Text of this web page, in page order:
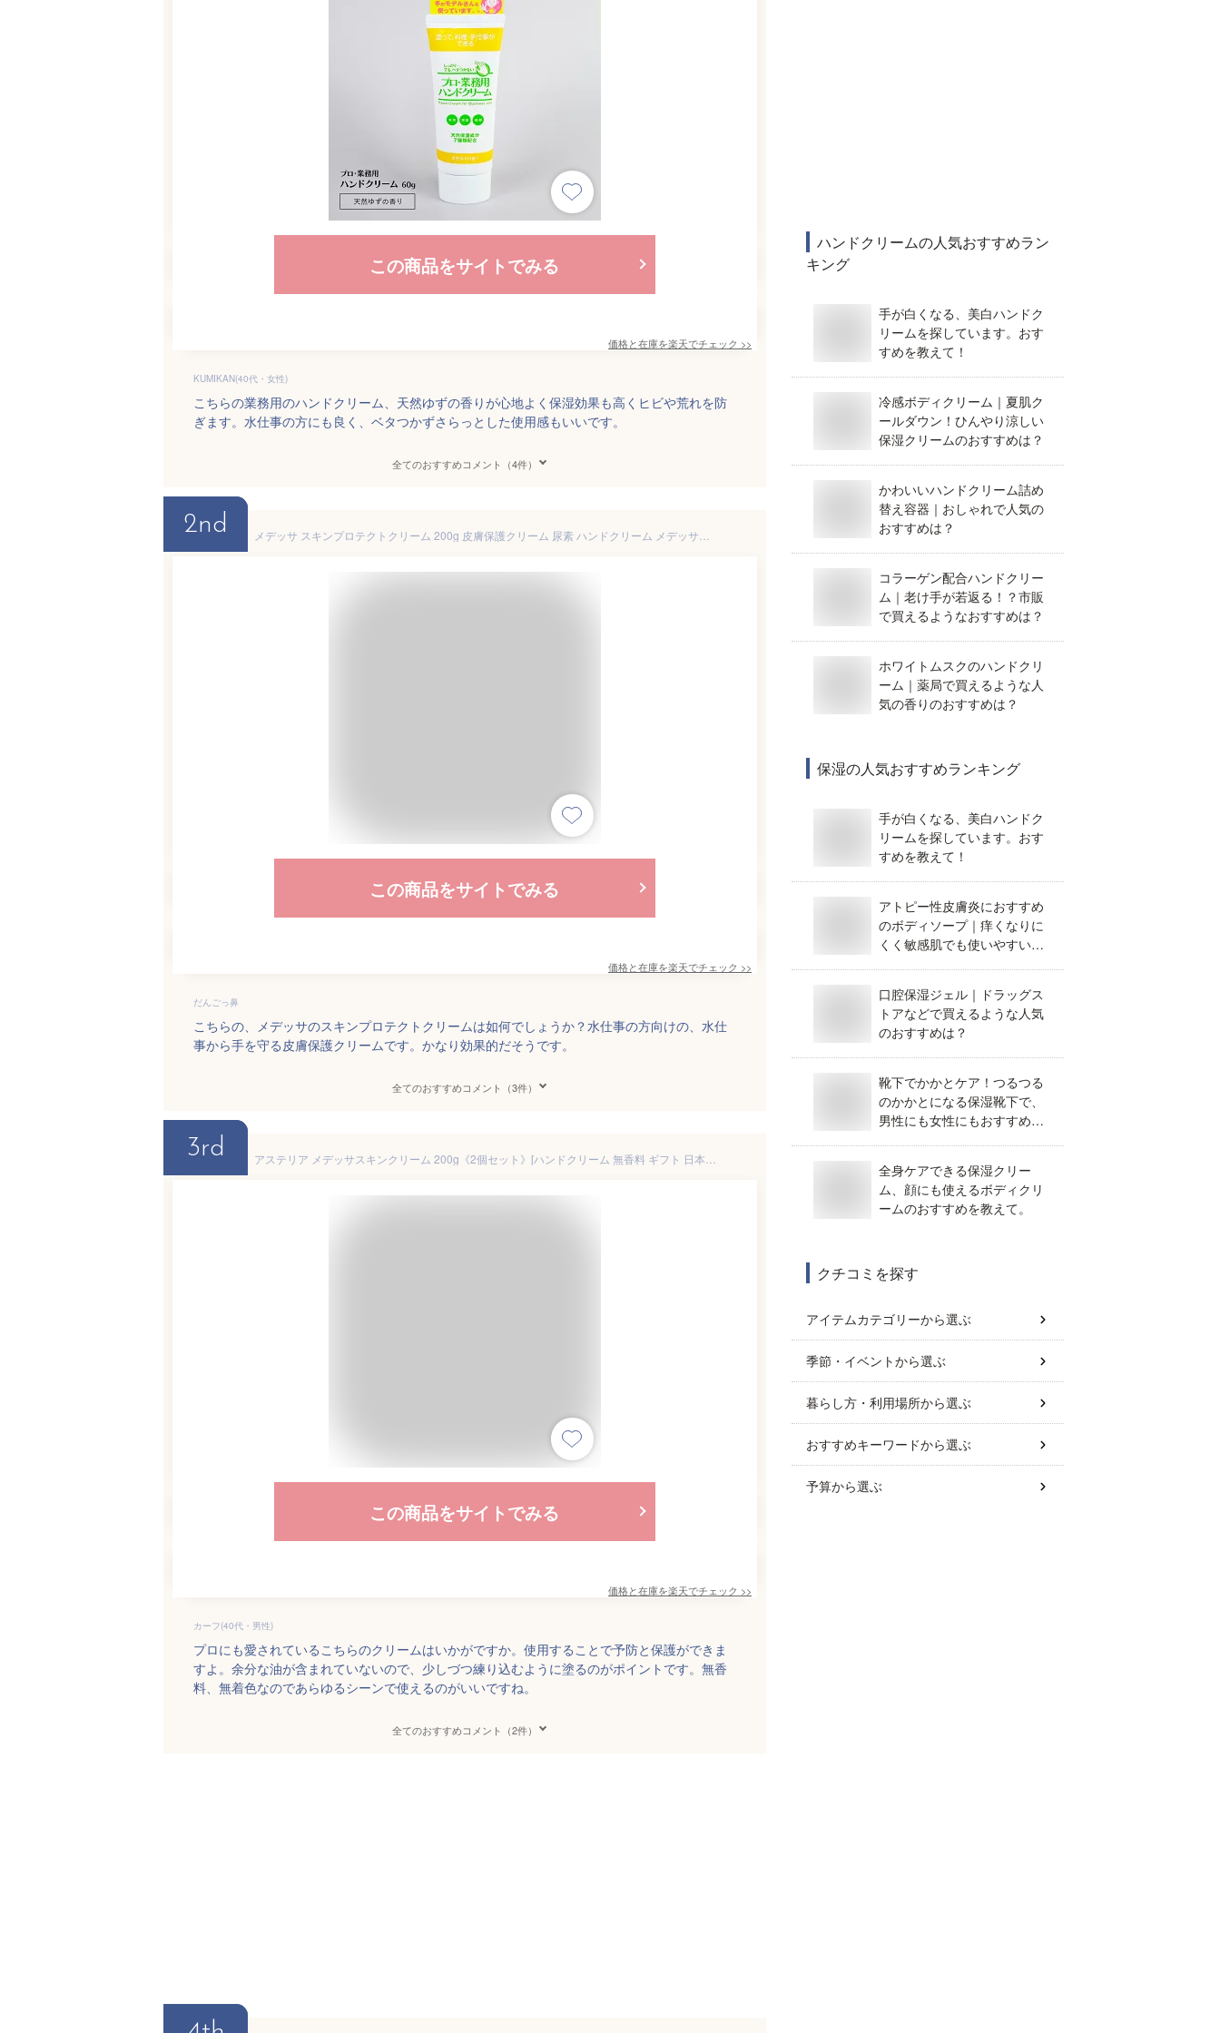
この商品をサイトでみる
価格と在庫を楽天でチェック >>
KUMIKAN(40代・女性)
こちらの業務用のハンドクリーム、天然ゆずの香りが心地よく保湿効果も高くヒビや荒れを防
ぎます。水仕事の方にも良く、ベタつかずさらっとした使用感もいいです。
全てのおすすめコメント（4件）
2nd
この商品をサイトでみる
価格と在庫を楽天でチェック >>
だんごっ鼻
こちらの、メデッサのスキンプロテクトクリームは如何でしょうか？水仕事の方向けの、水仕
事から手を守る皮膚保護クリームです。かなり効果的だそうです。
全てのおすすめコメント（3件）
3rd
この商品をサイトでみる
価格と在庫を楽天でチェック >>
カーフ(40代・男性)
プロにも愛されているこちらのクリームはいかがですか。使用することで予防と保護ができま
すよ。余分な油が含まれていないので、少しづつ練り込むように塗るのがポイントです。無香
料、無着色なのであらゆるシーンで使えるのがいいですね。
全てのおすすめコメント（2件）
ハンドクリームの人気おすすめラン
キング
手が白くなる、美白ハンドク
リームを探しています。おす
すめを教えて！
冷感ボディクリーム｜夏肌ク
ールダウン！ひんやり涼しい
保湿クリームのおすすめは？
かわいいハンドクリーム詰め
替え容器｜おしゃれで人気の
おすすめは？
コラーゲン配合ハンドクリー
ム｜老け手が若返る！？市販
で買えるようなおすすめは？
ホワイトムスクのハンドクリ
ーム｜薬局で買えるような人
気の香りのおすすめは？
保湿の人気おすすめランキング
手が白くなる、美白ハンドク
リームを探しています。おす
すめを教えて！
アトピー性皮膚炎におすすめ
のボディソープ｜痒くなりに
くく敏感肌でも使いやすいも
口腔保湿ジェル｜ドラッグス
トアなどで買えるような人気
のおすすめは？
靴下でかかとケア！つるつる
のかかとになる保湿靴下で、
男性にも女性にもおすすめ
全身ケアできる保湿クリー
ム、顔にも使えるボディクリ
ームのおすすめを教えて。
クチコミを探す
アイテムカテゴリーから選ぶ
季節・イベントから選ぶ
暮らし方・利用場所から選ぶ
おすすめキーワードから選ぶ
予算から選ぶ